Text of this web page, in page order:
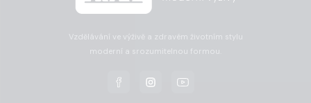
Vzdělávání ve výživě a zdravém životním stylu
moderní a srozumitelnou formou.